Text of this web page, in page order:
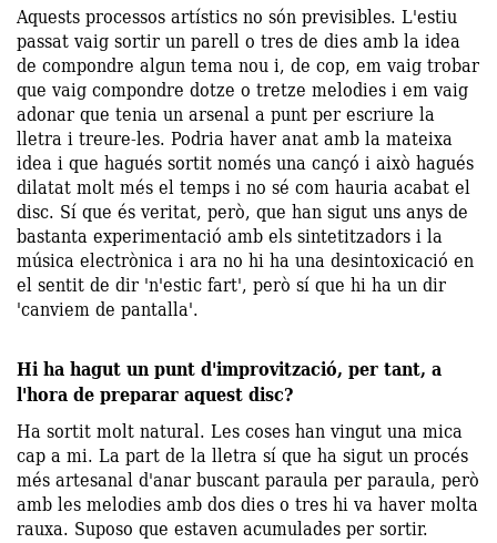
Aquests processos artístics no són previsibles. L'estiu
passat vaig sortir un parell o tres de dies amb la idea
de compondre algun tema nou i, de cop, em vaig trobar
que vaig compondre dotze o tretze melodies i em vaig
adonar que tenia un arsenal a punt per escriure la
lletra i treure-les. Podria haver anat amb la mateixa
idea i que hagués sortit només una cançó i això hagués
dilatat molt més el temps i no sé com hauria acabat el
disc. Sí que és veritat, però, que han sigut uns anys de
bastanta experimentació amb els sintetitzadors i la
música electrònica i ara no hi ha una desintoxicació en
el sentit de dir 'n'estic fart', però sí que hi ha un dir
'canviem de pantalla'.
Hi ha hagut un punt d'improvització, per tant, a
l'hora de preparar aquest disc?
Ha sortit molt natural. Les coses han vingut una mica
cap a mi. La part de la lletra sí que ha sigut un procés
més artesanal d'anar buscant paraula per paraula, però
amb les melodies amb dos dies o tres hi va haver molta
rauxa. Suposo que estaven acumulades per sortir.